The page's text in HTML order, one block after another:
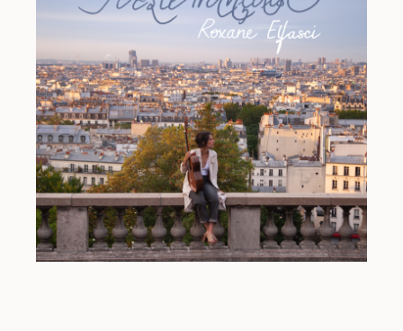
guitare : pour cela certaines ont été transposées,
d’autres utilisent des accordages peu communs ;
beaucoup d’études font appel à la technique des
rasgueadoset les harmoniques de la guitare viennent
enchanter certaines pièces. Nous avons
progressivement intégré ces arrangements à nos
programmes de concert, et l’accueil chaleureux du
public n’a fait que renforcer notre enthousiasme pour
la création de cet album.
Le projet a connu un tournant esthétique lorsque nous
avons commencé à travailler avec le percussionniste
Théo Lamperier. La batterie, présente sur chacune
des pistes de l’album, permet de mettre encore
davantage en valeur la modernité de la musique de
Philip Glass et l’inlassable ostinato rythmique présent
dans la quasi-totalité de ses études. La multitude des